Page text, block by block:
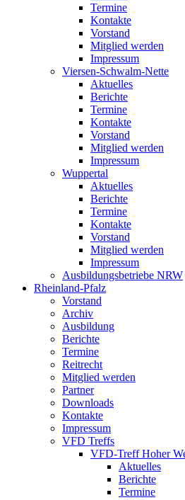
Termine
Kontakte
Vorstand
Mitglied werden
Impressum
Viersen-Schwalm-Nette
Aktuelles
Berichte
Termine
Kontakte
Vorstand
Mitglied werden
Impressum
Wuppertal
Aktuelles
Berichte
Termine
Kontakte
Vorstand
Mitglied werden
Impressum
Ausbildungsbetriebe NRW
Rheinland-Pfalz
Vorstand
Archiv
Ausbildung
Berichte
Termine
Reitrecht
Mitglied werden
Partner
Downloads
Kontakte
Impressum
VFD Treffs
VFD-Treff Hoher
Aktuelles
Berichte
Termine